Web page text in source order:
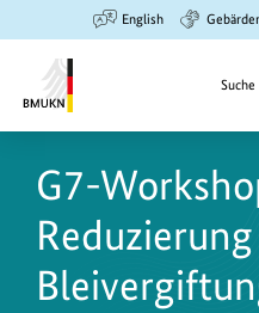
Hauptinhalt
springen
Suche
springen
Hauptnavigation
springen
English
Umwelt,
Naturschutz
und
nukleare
Suche
G7-